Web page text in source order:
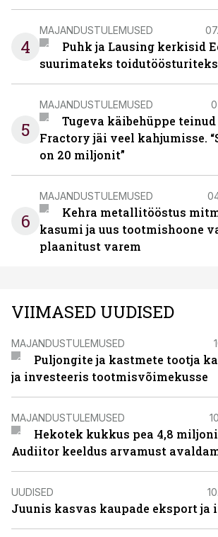
4
MAJANDUSTULEMUSED
Puhk ja Lausing kerkisid
suurimateks toidutöösturiteks
5
MAJANDUSTULEMUSED
Tugeva käibehüppe
Fractory jäi veel kahjumisse.
on 20 miljonit”
6
MAJANDUSTULEMUSED
Kehra metallitööstus
kasumi ja uus tootmishoone
plaanitust varem
VIIMASED UUDISED
MAJANDUSTULEMUSED
Puljongite ja kastmete tootja
ja investeeris tootmisvõimekusse
MAJANDUSTULEMUSED
Hekotek kukkus pea 4,8
Audiitor keeldus arvamust
UUDISED
Juunis kasvas kaupade eksport ja